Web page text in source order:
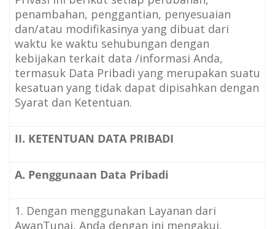
penambahan, penggantian, penyesuaian
dan/atau modifikasinya yang dibuat dari
waktu ke waktu sehubungan dengan
kebijakan terkait data /informasi Anda,
termasuk Data Pribadi yang merupakan suatu
kesatuan yang tidak dapat dipisahkan dengan
Syarat dan Ketentuan.
II. KETENTUAN DATA PRIBADI
A. Penggunaan Data Pribadi
1. Dengan menggunakan Layanan dari
AwanTunai, Anda dengan ini mengakui,